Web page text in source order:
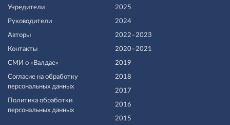
Учредители
Руководители
Авторы
Контакты
СМИ о «Валдае»
Согласие на обработку
персональных данных
Политика обработки
персональных данных
2025
2024
2022–2023
2020–2021
2019
2018
2017
2016
2015